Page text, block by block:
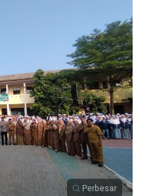
Perbesar